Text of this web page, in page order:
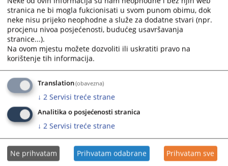
the
question
mark
key
to
the
keyboard
shortcuts
for
changing
the
question
mark
key
to
keyboard
shortcuts
for
changing
24.03.2022.
Plan nabavki Okružnog privrednog suda u Trebinju za
2022.godinu
07.06.2021.
Plan nabavki Okružnog privrednog suda u Trebinju za
2021.godinu
14.02.2020.
Plan nabavki Okružnog privrednog suda u Trebinju za
2020.godinu.
stranica ne bi mogla fukcionisati u svom punom obimu, dok
neke nisu prijeko neophodne a služe za dodatne stvari (npr.
procjenu nivoa posjećenosti, budućeg usavršavanja
stranice...).
Na ovom mjestu možete dozvoliti ili uskratiti pravo na
korištenje tih informacija.
Translation(obavezna)
↓ 2 Servisi treće strane
Analitika o posjećenosti stranica
↓ 2 Servisi treće strane
Ne prihvatam Prihvatam odabrane Prihvatam sve